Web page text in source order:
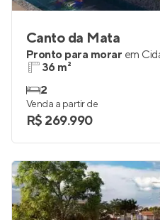
Canto da Mata
Pronto para morar em
36 m²
2
Venda a partir de
R$ 269.990